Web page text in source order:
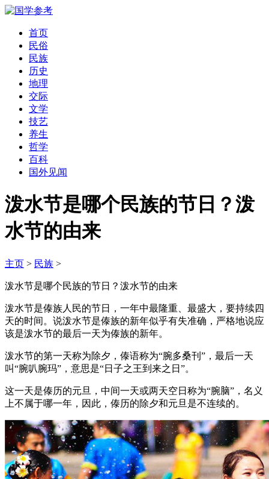
首页
民俗
民族
历史
地理
交际
文学
技艺
养生
哲学
百科
国外见闻
泼水节是哪个民族的节日？泼
水节的由来
主页 > 民族 >
泼水节是哪个民族的节日？泼水节的由来
泼水节是傣族人民的节日，一年中最隆重、最盛大，要持续四
天的时间。说泼水节是傣族的新年似乎有失准确，严格地说应
该是泼水节的最后一天为傣族的新年。
泼水节的第一天称为除夕，傣语称为“腕多桑刊”，最后一天
叫“腕叭腕玛”，意思是“日子之王到来之日”。
这一天是傣历的元旦，中间一天或两天空日称为“腕脑”，名义
上不属于哪一年，因此，傣历的除夕和元旦是不连续的。